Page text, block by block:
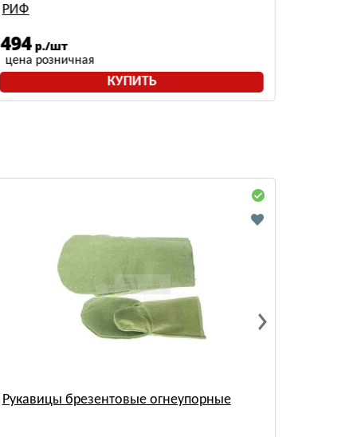
РИФ
494 р./шт
цена розничная
КУПИТЬ
Рукавицы брезентовые огнеупорные